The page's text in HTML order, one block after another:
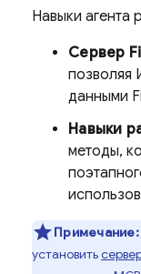
Навыки агента
Сервер
позволяя
данными
Навыки
методы,
Примечание:
установить